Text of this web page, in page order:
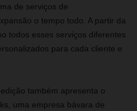
de serviços de
o tempo todo. A partir da
todos esses serviços diferentes
para cada cliente e
também apresenta o
uma empresa bávara de